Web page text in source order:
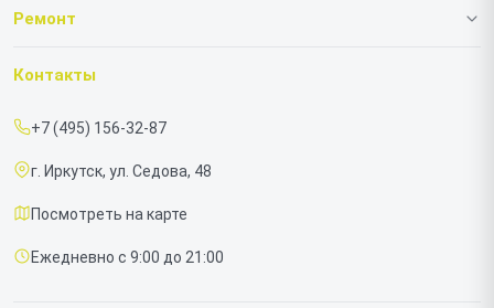
О нашем сервисе
Срочный ремонт
Доставка и способы оплаты
Диагностика
Контакты
Ремонт
Ноутбуков
Контакты
+7 (495) 156-32-87
г. Иркутск, ул. Седова, 48
Посмотреть на карте
Ежедневно с 9:00 до 21:00